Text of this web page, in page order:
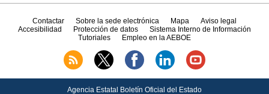
Contactar Sobre la sede electrónica Mapa
Aviso legal
Accesibilidad
Protección de datos
Sistema Interno de Información
Tutoriales
Empleo en la AEBOE
Agencia Estatal Boletín Oficial del Estado